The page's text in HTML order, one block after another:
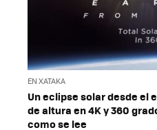
EN XATAKA
Un eclipse solar desde el
de altura en 4K y 360
como se lee